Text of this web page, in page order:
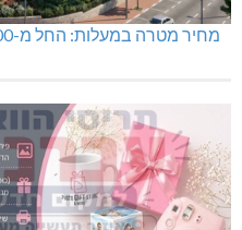
מחיר מטרה במעלות: החל מ-728,000 ₪